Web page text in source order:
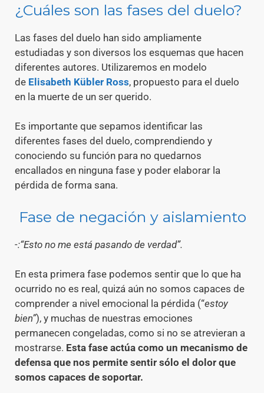
¿Cuáles son las fases del duelo?
Las fases del duelo han sido ampliamente
estudiadas y son diversos los esquemas que hacen
diferentes autores. Utilizaremos en modelo
de Elisabeth Kübler Ross, propuesto para el duelo
en la muerte de un ser querido.
Es importante que sepamos identificar las
diferentes fases del duelo, comprendiendo y
conociendo su función para no quedarnos
encallados en ninguna fase y poder elaborar la
pérdida de forma sana.
Fase de negación y aislamiento
-:“Esto no me está pasando de verdad”.
En esta primera fase podemos sentir que lo que ha
ocurrido no es real, quizá aún no somos capaces de
comprender a nivel emocional la pérdida (“estoy
bien”), y muchas de nuestras emociones
permanecen congeladas, como si no se atrevieran a
mostrarse. Esta fase actúa como un mecanismo de
defensa que nos permite sentir sólo el dolor que
somos capaces de soportar.